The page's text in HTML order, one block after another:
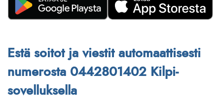
Estä soitot ja viestit automaattisesti
numerosta 0442801402 Kilpi-
sovelluksella